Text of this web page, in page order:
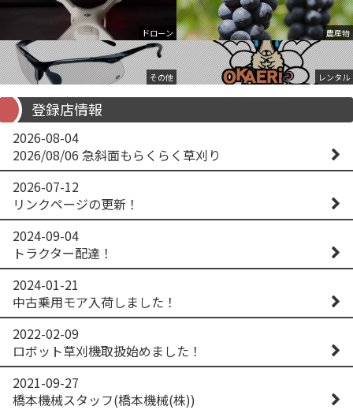
ドローン 農産物
その他 レンタル
登録店情報
2026-08-04
2026/08/06 急斜面もらくらく草刈り
2026-07-12
リンクページの更新！
2024-09-04
トラクター配達！
2024-01-21
中古乗用モア入荷しました！
2022-02-09
ロボット草刈機取扱始めました！
2021-09-27
橋本機械スタッフ(橋本機械(株))